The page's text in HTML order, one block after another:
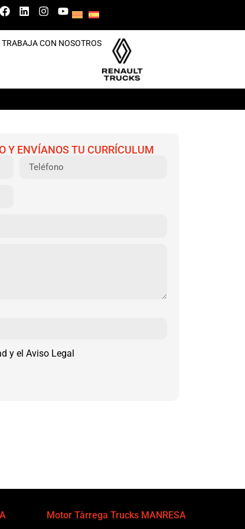
TRABAJA CON NOSOTROS
Y ENVÍANOS TU CURRÍCULUM
y el Aviso Legal
Motor Tàrrega Trucks MANRESA